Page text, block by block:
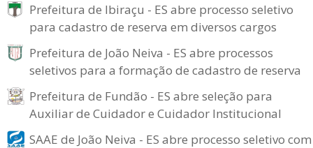
Prefeitura de Ibiraçu - ES abre processo seletivo
para cadastro de reserva em diversos cargos
Prefeitura de João Neiva - ES abre processos
seletivos para a formação de cadastro de reserva
Prefeitura de Fundão - ES abre seleção para
Auxiliar de Cuidador e Cuidador Institucional
SAAE de João Neiva - ES abre processo seletivo com